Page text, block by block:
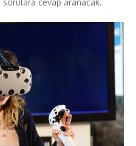
sorulara cevap aranacak.